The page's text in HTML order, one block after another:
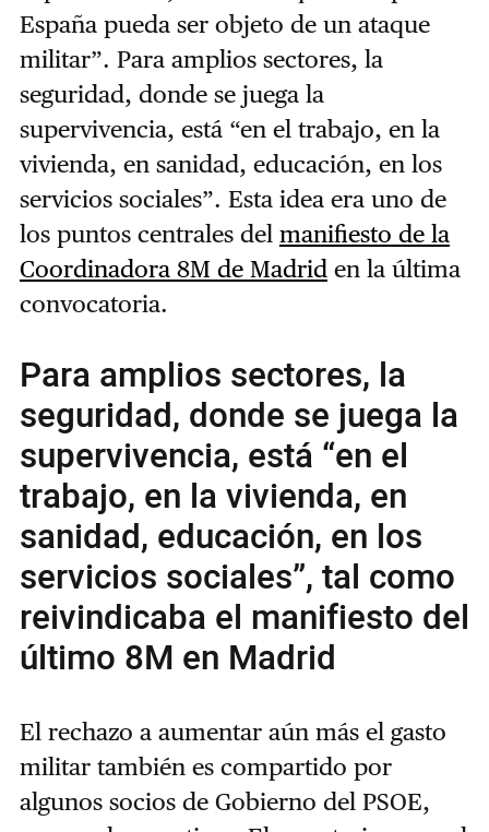
España pueda ser objeto de un ataque
militar”. Para amplios sectores, la
seguridad, donde se juega la
supervivencia, está “en el trabajo, en la
vivienda, en sanidad, educación, en los
servicios sociales”. Esta idea era uno de
los puntos centrales del manifiesto de la
Coordinadora 8M de Madriden la última
convocatoria.
Para amplios sectores, la
seguridad, donde se juega la
supervivencia, está “en el
trabajo, en la vivienda, en
sanidad, educación, en los
servicios sociales”, tal como
reivindicaba el manifiesto del
último 8M en Madrid
El rechazo a aumentar aún más el gasto
militar también es compartido por
algunos socios de Gobierno del PSOE,